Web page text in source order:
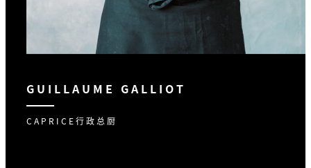
GUILLAUME GALLIOT
CAPRICE行政总厨